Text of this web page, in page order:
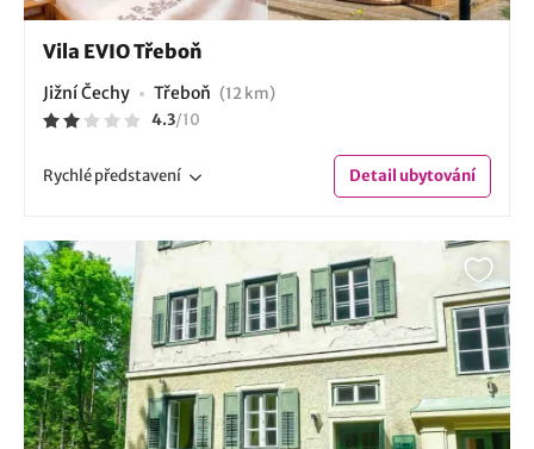
Vila EVIO Třeboň
Jižní Čechy Třeboň (12 km)
4.3/10
Rychlépředstavení Detailubytování